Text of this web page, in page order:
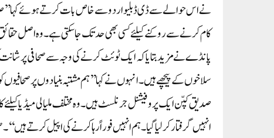
نے اس حوالے سے ڈی ڈبلیو اردو سے خاص بات کرتے ہوئے کہا
کام کرنے سے روکنے کیلئے کسی بھی حد تک جاسکتی ہے۔ وہ اصل
سلاخوں کے پیچھے ہیں۔ انہوں نے کہا’’ہم مشتبہ بنیادوں پر
صدیق کپّن ایک پروفیشنل جرنلسٹ ہیں۔ وہ مختلف ملیالی میڈیا کیلئے
انہیں گرفتار کرلیا گیا۔ہم انہیں فوراً رہا کرنے کی اپیل کرتے